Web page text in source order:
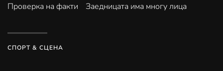
Проверка на факти
Заедницата има многу лица
СПОРТ & СЦЕНА